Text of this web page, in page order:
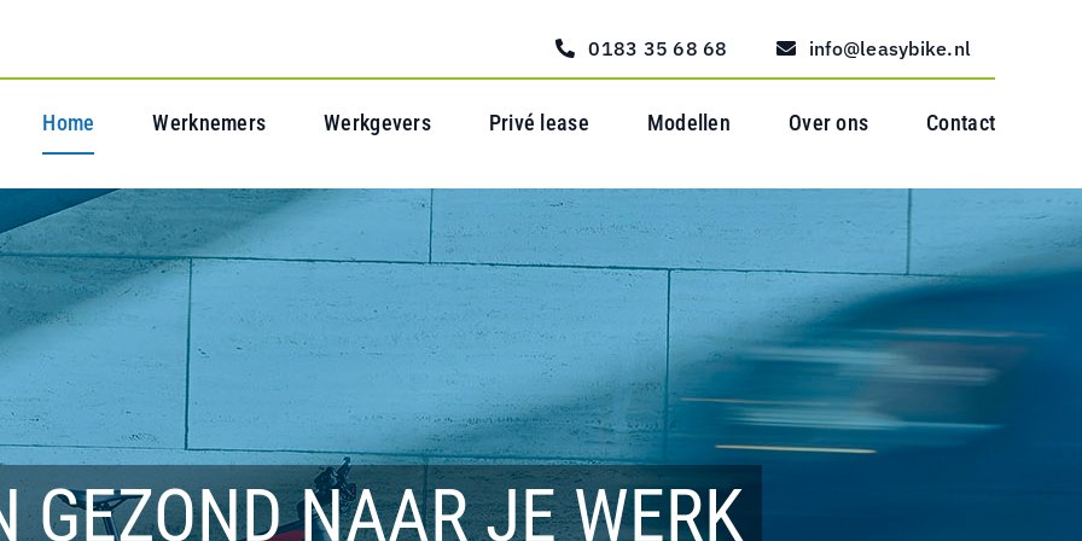
0183 35 68 68 info@leasybike.nl
Home Werknemers Werkgevers Privé lease Modellen Over ons Contact
GEZOND NAAR JE WERK